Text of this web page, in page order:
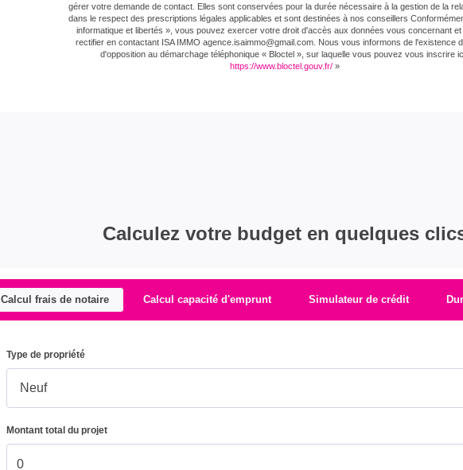
gérer votre demande de contact. Elles sont conservées pour la durée nécessaire à la gestion de la
dans le respect des prescriptions légales applicables et sont destinées à nos conseillers
informatique et libertés », vous pouvez exercer votre droit d'accès aux données vous concernant et
rectifier en contactant ISA IMMO agence.isaimmo@gmail.com . Nous vous informons de l'existence
d'opposition au démarchage téléphonique « Bloctel », sur laquelle vous pouvez vous inscrire
https://www.bloctel.gouv.fr/ »
Calculez votre budget en quelques
Calcul frais de notaire Calcul capacité d'emprunt Simulateur de crédit